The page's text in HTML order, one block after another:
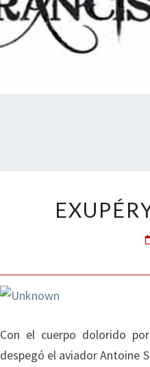
Con el cuerpo dolorido
despegó el aviador Antoine